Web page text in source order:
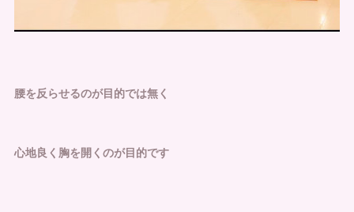
腰を反らせるのが目的では無く
心地良く胸を開くのが目的です